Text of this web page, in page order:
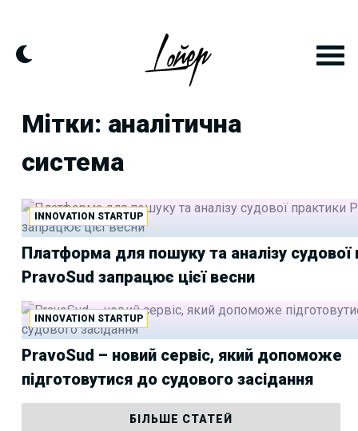
content
Мітки: аналітична
система
INNOVATION STARTUP
Платформа для пошуку та аналізу судової
PravoSud запрацює цієї весни
INNOVATION STARTUP
PravoSud – новий сервіс, який допоможе
підготовутися до судового засідання
БІЛЬШЕ СТАТЕЙ